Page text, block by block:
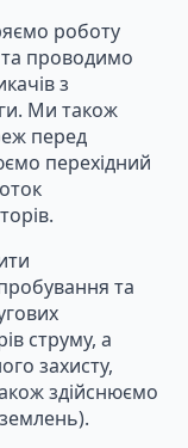
роботу
та проводимо
з
Ми також
перед
перехідний
та
струму, а
захисту,
здійснюємо